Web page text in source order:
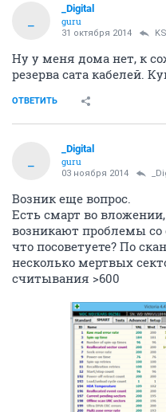
_Digital
guru
31 октября 2014
Ну у меня дома нет, к
резерва сата кабелей.
ОТВЕТИТЬ
_Digital
guru
03 ноября 2014
Возник еще вопрос.
Есть смарт во
возникают проблемы со
что посоветуете? По
несколько мертвых
считывания >600